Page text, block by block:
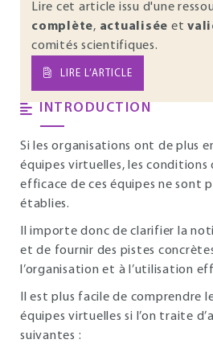
Lire cet article issu d'une
complète, actualisée et
comités scientifiques.
LIRE L’ARTICLE
INTRODUCTION
Si les organisations ont de plus
équipes virtuelles, les conditions
efficace de ces équipes ne sont
établies.
Il importe donc de clarifier la
et de fournir des pistes
l’organisation et à l’utilisation
Il est plus facile de comprendre
équipes virtuelles si l’on traite
suivantes :